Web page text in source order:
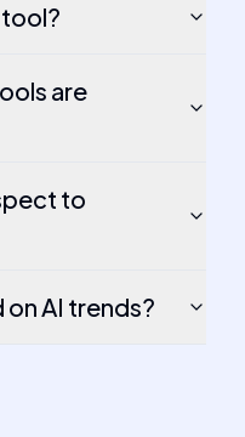
tool?
are
to
AI trends?